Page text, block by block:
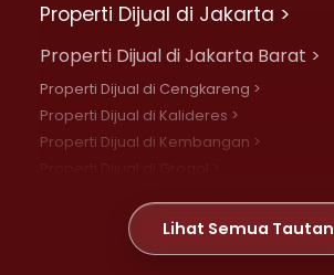
Properti Dijual di Jakarta >
Properti Dijual di Jakarta Barat >
Properti Dijual di Cengkareng >
Properti Dijual di Kalideres >
Properti Dijual di Kembangan >
Properti Dijual di Meruya >
Properti Dijual di Jelambar >
Lihat Semua Tautan